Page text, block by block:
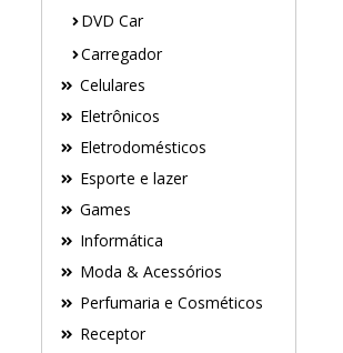
DVD Car
Carregador
Celulares
Eletrônicos
Eletrodomésticos
Esporte e lazer
Games
Informática
Moda & Acessórios
Perfumaria e Cosméticos
Receptor